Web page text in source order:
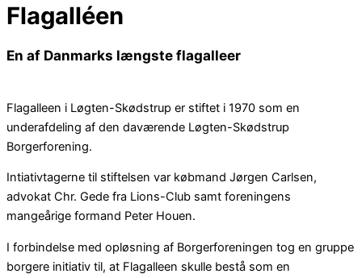
Flagalléen
En af Danmarks længste flagalleer
Flagalleen i Løgten-Skødstrup er stiftet i 1970 som en
underafdeling af den daværende Løgten-Skødstrup
Borgerforening.
Intiativtagerne til stiftelsen var købmand Jørgen Carlsen,
advokat Chr. Gede fra Lions-Club samt foreningens
mangeårige formand Peter Houen.
I forbindelse med opløsning af Borgerforeningen tog en gruppe
borgere initiativ til, at Flagalleen skulle bestå som en